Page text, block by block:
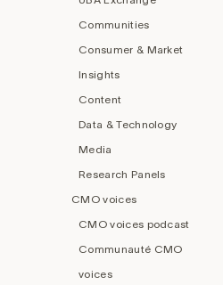
Communities
Consumer & Market
Insights
Content
Data & Technology
Media
Research Panels
CMO voices
CMO voices podcast
Communauté CMO
voices